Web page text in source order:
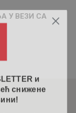
У ВЕЗИ СА
и
снижене